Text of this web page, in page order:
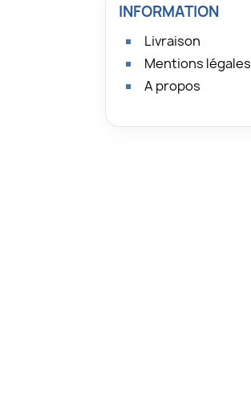
INFORMATION
Livraison
Mentions légales
A propos